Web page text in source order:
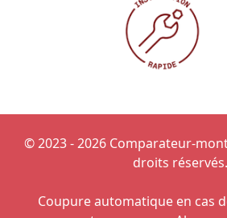
© 2023 - 2026 Comparateur-
droits réservés.
Coupure automatique en cas